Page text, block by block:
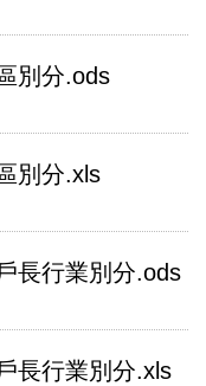
別分.ods
別分.xls
長行業別分.ods
長行業別分.xls